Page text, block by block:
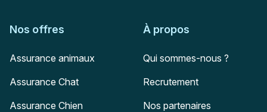
Nos offres
Assurance animaux
Assurance Chat
Assurance Chien
À propos
Qui sommes-nous ?
Recrutement
Nos partenaires